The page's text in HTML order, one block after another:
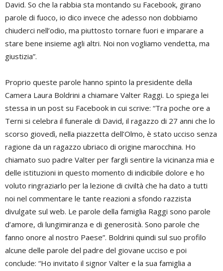
David. So che la rabbia sta montando su Facebook, girano
parole di fuoco, io dico invece che adesso non dobbiamo
chiuderci nell’odio, ma piuttosto tornare fuori e imparare a
stare bene insieme agli altri. Noi non vogliamo vendetta, ma
giustizia”.
Proprio queste parole hanno spinto la presidente della
Camera Laura Boldrini a chiamare Valter Raggi. Lo spiega lei
stessa in un post su Facebook in cui scrive: “Tra poche ore a
Terni si celebra il funerale di David, il ragazzo di 27 anni che lo
scorso giovedì, nella piazzetta dell’Olmo, è stato ucciso senza
ragione da un ragazzo ubriaco di origine marocchina. Ho
chiamato suo padre Valter per fargli sentire la vicinanza mia e
delle istituzioni in questo momento di indicibile dolore e ho
voluto ringraziarlo per la lezione di civiltà che ha dato a tutti
noi nel commentare le tante reazioni a sfondo razzista
divulgate sul web. Le parole della famiglia Raggi sono parole
d’amore, di lungimiranza e di generosità. Sono parole che
fanno onore al nostro Paese”. Boldrini quindi sul suo profilo
alcune delle parole del padre del giovane ucciso e poi
conclude: “Ho invitato il signor Valter e la sua famiglia a